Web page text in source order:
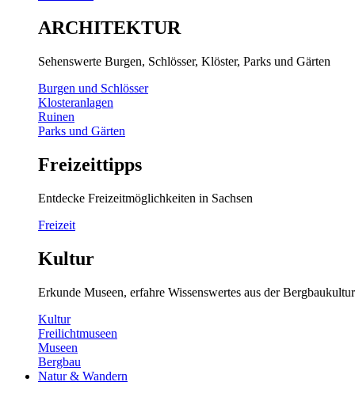
ARCHITEKTUR
Sehenswerte Burgen, Schlösser, Klöster, Parks und Gärten
Burgen und Schlösser
Klosteranlagen
Ruinen
Parks und Gärten
Freizeittipps
Entdecke Freizeitmöglichkeiten in Sachsen
Freizeit
Kultur
Erkunde Museen, erfahre Wissenswertes aus der
Kultur
Freilichtmuseen
Museen
Bergbau
Natur & Wandern